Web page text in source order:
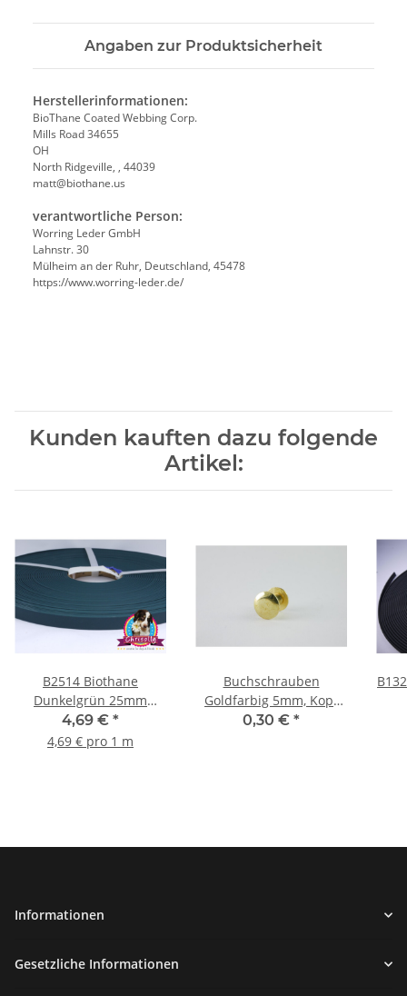
Angaben zur Produktsicherheit
Herstellerinformationen:
BioThane Coated Webbing Corp.
Mills Road 34655
OH
North Ridgeville, , 44039
matt@biothane.us
verantwortliche Person:
Worring Leder GmbH
Lahnstr. 30
Mülheim an der Ruhr, Deutschland, 45478
https://www.worring-leder.de/
Kunden kauften dazu folgende
Artikel:
B2514 Biothane
Dunkelgrün 25mm
GN522
4,69 € *
4,69 € pro 1 m
Buchschrauben
Goldfarbig 5mm, Kopf
10mm
0,30 € *
Informationen
Gesetzliche Informationen